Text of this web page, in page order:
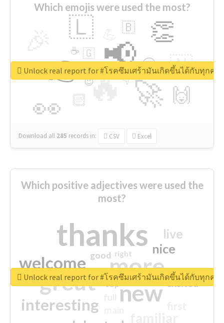
Which emojis were used the most?
🔥
👉 📢
🚀
👀
👏
🇱
🇳
🙌
😍
🏻
🇧
👇
🇬
🔷
☕
😉
🎡
Download all 285 records in: CSV Excel
Unlock real report for #โรคซึมเศร้ามันเกิดขึ้นได้กับทุกค
Which positive adjectives were used the
most?
thanks
more
great new
welcome
interesting
nice
live
excited
good
top
right
Unlock real report for #โรคซึมเศร้ามันเกิดขึ้นได้กับทุกค